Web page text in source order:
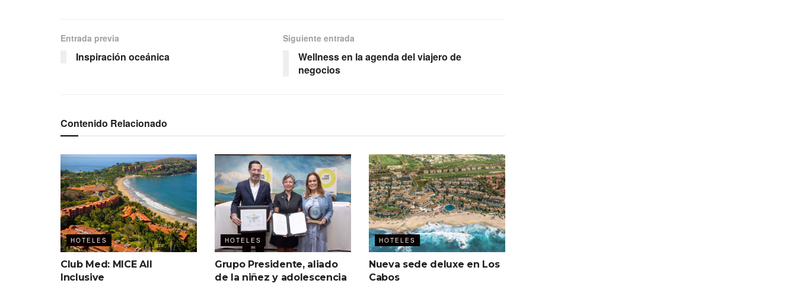
Entrada previa
Inspiración oceánica
Siguiente entrada
Wellness en la agenda del viajero de
negocios
Contenido Relacionado
HOTELES
Club Med: MICE All
Inclusive
HOTELES
Grupo Presidente, aliado
de la niñez y adolescencia
HOTELES
Nueva sede deluxe en Los
Cabos